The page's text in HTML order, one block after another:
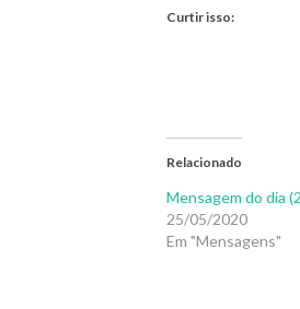
Curtir isso:
Relacionado
Mensagem do dia
25/05/2020
Em "Mensagens"